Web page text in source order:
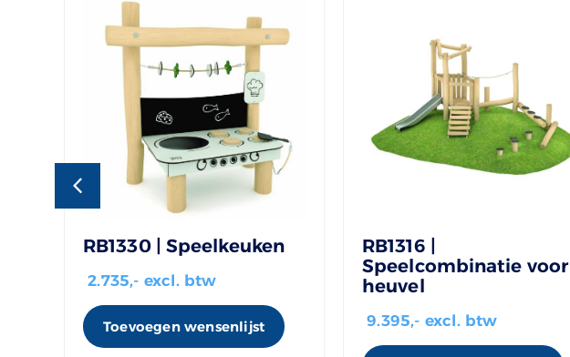
RB1330 | Speelkeuken
2.735,- excl. btw
Toevoegen wensenlijst
RB1316 |
Speelcombinatie voor
heuvel
9.395,- excl. btw